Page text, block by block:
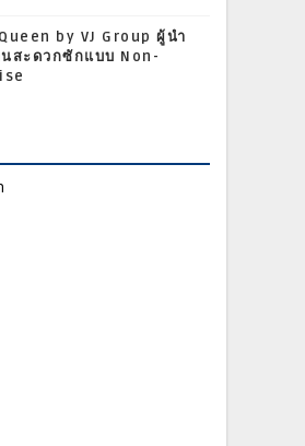
by VJ Group ผู้นำ
สะดวกซักแบบ Non-